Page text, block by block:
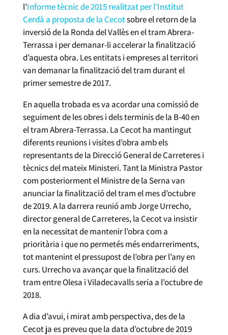
l’Informe tècnic de 2015 realitzat per l’Institut
Cerdà a proposta de la Cecotsobre el retorn de la
inversió de la Ronda del Vallès en el tram Abrera-
Terrassa i per demanar-li accelerar la finalització
d’aquesta obra. Les entitats i empreses al territori
van demanar la finalització del tram durant el
primer semestre de 2017.
En aquella trobada es va acordar una comissió de
seguiment de les obres i dels terminis de la B-40 en
el tram Abrera-Terrassa. La Cecot ha mantingut
diferents reunions i visites d’obra amb els
representants de la Direcció General de Carreteres i
tècnics del mateix Ministeri. Tant la Ministra Pastor
com posteriorment el Ministre de la Serna van
anunciar la finalització del tram el mes d’octubre
de 2019. A la darrera reunió amb Jorge Urrecho,
director general de Carreteres, la Cecot va insistir
en la necessitat de mantenir l’obra com a
prioritària i que no permetés més endarreriments,
tot mantenint el pressupost de l’obra per l’any en
curs. Urrecho va avançar que la finalització del
tram entre Olesa i Viladecavalls seria a l’octubre de
2018.
A dia d’avui, i mirat amb perspectiva, des de la
Cecot ja es preveu que la data d’octubre de 2019